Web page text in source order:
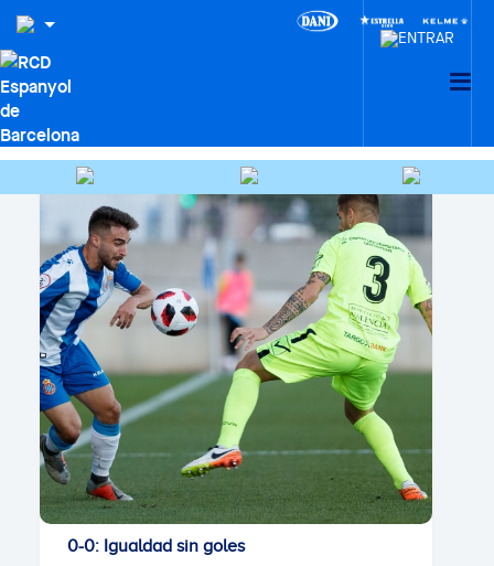
0-0: Igualdad sin goles